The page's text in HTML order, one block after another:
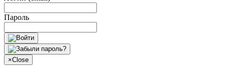
Пароль
×Close